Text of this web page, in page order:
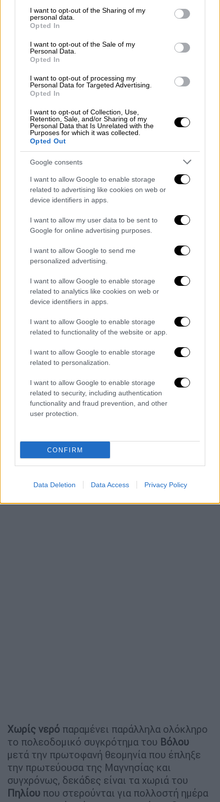
not limited to your visit or usage behaviour. You may click to
grant or deny consent to Google and its third-party tags to
use your data for below specified purposes in below Google
consent section.
I want to opt-out of the Sharing of my
personal data.
Opted In
I want to opt-out of the Sale of my
Personal Data.
Opted In
I want to opt-out of processing my
Personal Data for Targeted Advertising.
Opted In
I want to opt-out of Collection, Use,
Retention, Sale, and/or Sharing of my
Personal Data that Is Unrelated with the
Purposes for which it was collected.
Opted Out
Google consents
I want to allow Google to enable storage
related to advertising like cookies on web or
device identifiers in apps.
I want to allow my user data to be sent to
Google for online advertising purposes.
I want to allow Google to send me
personalized advertising.
I want to allow Google to enable storage
related to analytics like cookies on web or
device identifiers in apps.
I want to allow Google to enable storage
related to functionality of the website or app.
I want to allow Google to enable storage
related to personalization.
I want to allow Google to enable storage
related to security, including authentication
functionality and fraud prevention, and other
user protection.
CONFIRM
Data Deletion Data Access Privacy Policy
Αν συμβούν όλα αυτά το νερό θα κυλήσει
προς τα Τέμπη για να καταλήξει στις
εκβολές του Πηνειού και να πέσει στη
θάλασσα, στην περιοχή Στόμιο,
μετά την
κοιλάδα των Τεμπών.
Κόβει την ανάσα εναέρια λήψη απ’ τη Λάρισα
- H πόλη άλλαξε μορφή
Παραθαλάσσια πόλη θυμίζει στο μεταξύ η
Λάρισα λίγες μέρες μετά το σαρωτικό
πέρασμα της κακοκαιρίας.
Το Αλκαζάρ, ο Ιπποκράτης και οι εργατικές
κατοικίες Γιάννουλης έχουν αλλάξει μορφή,
όπως θα δείτε στο παρακάτω βίντεο του
7η ημέρα κόλασης σε Βόλο και Πήλιο
Χωρίς νερό παραμένει παράλληλα ολόκληρο
το πολεοδομικό συγκρότημα του Βόλου
μετά την πρωτοφανή θεομηνία που έπληξε
την πρωτεύουσα της Μαγνησίας και
συγχρόνως, δεκάδες είναι τα χωριά του
Πηλίου που στερούνται για πολλοστή ημέρα